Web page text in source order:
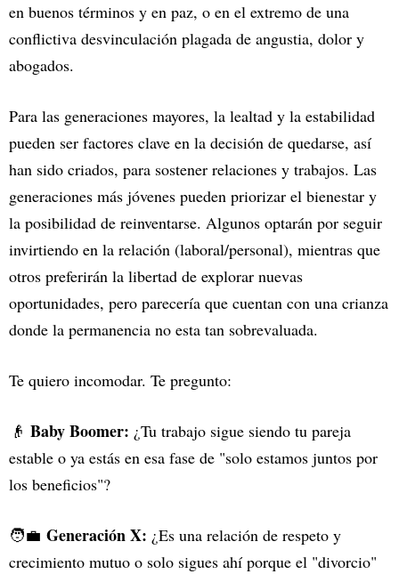
en buenos términos y en paz, o en el extremo de una
conflictiva desvinculación plagada de angustia, dolor y
abogados.
Para las generaciones mayores, la lealtad y la estabilidad
pueden ser factores clave en la decisión de quedarse, así
han sido criados, para sostener relaciones y trabajos. Las
generaciones más jóvenes pueden priorizar el bienestar y
la posibilidad de reinventarse. Algunos optarán por seguir
invirtiendo en la relación (laboral/personal), mientras que
otros preferirán la libertad de explorar nuevas
oportunidades, pero parecería que cuentan con una crianza
donde la permanencia no esta tan sobrevaluada.
Te quiero incomodar. Te pregunto:
👴 Baby Boomer: ¿Tu trabajo sigue siendo tu pareja
estable o ya estás en esa fase de "solo estamos juntos por
los beneficios"?
🧑‍💼 Generación X: ¿Es una relación de respeto y
crecimiento mutuo o solo sigues ahí porque el "divorcio"